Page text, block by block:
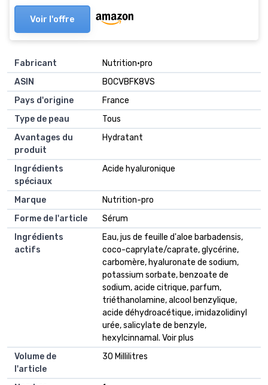
Voir l'offre
Fabricant
Nutrition•pro
ASIN
B0CVBFK8VS
Pays d'origine
France
Type de peau
Tous
Avantages du
produit
Hydratant
Ingrédients
spéciaux
Acide hyaluronique
Marque
Nutrition-pro
Forme de l'article
Sérum
Ingrédients
actifs
Eau, jus de feuille d'aloe barbadensis,
coco-caprylate/caprate, glycérine,
carbomère, hyaluronate de sodium,
potassium sorbate, benzoate de
sodium, acide citrique, parfum,
triéthanolamine, alcool benzylique,
acide déhydroacétique, imidazolidinyl
urée, salicylate de benzyle,
hexylcinnamal. Voir plus
Volume de
l'article
30 Millilitres